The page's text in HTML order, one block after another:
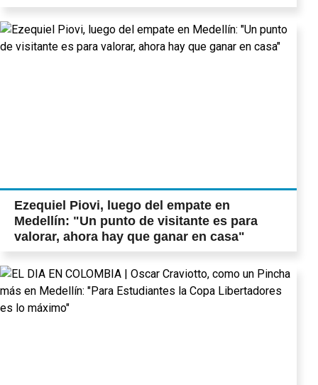
Ezequiel Piovi, luego del empate en
Medellín: "Un punto de visitante es para
valorar, ahora hay que ganar en casa"